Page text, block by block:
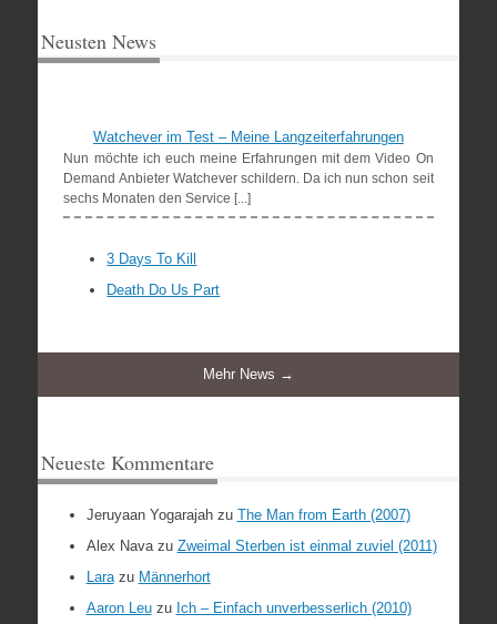
Neusten News
Watchever im Test – Meine Langzeiterfahrungen
Nun möchte ich euch meine Erfahrungen mit dem Video On
Demand Anbieter Watchever schildern. Da ich nun schon seit
sechs Monaten den Service [...]
3 Days To Kill
Death Do Us Part
Mehr News →
Neueste Kommentare
Jeruyaan Yogarajahzu The Man from Earth (2007)
Alex Navazu Zweimal Sterben ist einmal zuviel (2011)
Larazu Männerhort
Aaron Leuzu Ich – Einfach unverbesserlich (2010)